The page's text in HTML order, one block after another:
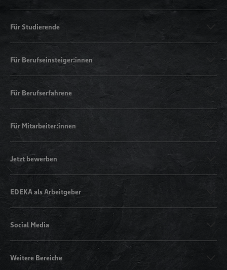
Für Studierende
Für Berufseinsteiger:innen
Für Berufserfahrene
Für Mitarbeiter:innen
Jetzt bewerben
EDEKA als Arbeitgeber
Social Media
Weitere Bereiche